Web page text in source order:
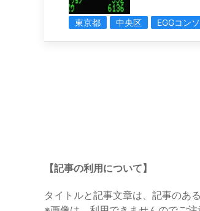
東京都 中央区 EGGコン
【記事の利用について】
タイトルと記事文章は、記事のあ